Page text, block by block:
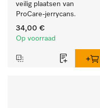
veilig plaatsen van
ProCare-jerrycans.
34,00 €
Op voorraad